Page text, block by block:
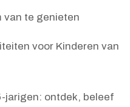
van te genieten
voor Kinderen van
jarigen: ontdek, beleef